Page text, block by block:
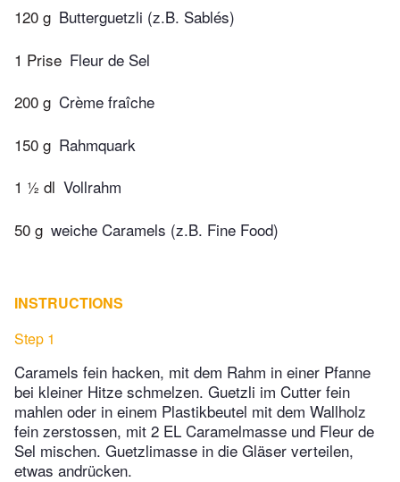
120 g Butterguetzli (z.B. Sablés)
1 Prise Fleur de Sel
200 g Crème fraîche
150 g Rahmquark
1 ½ dl Vollrahm
50 g weiche Caramels (z.B. Fine Food)
INSTRUCTIONS
Step 1
Caramels fein hacken, mit dem Rahm in einer Pfanne
bei kleiner Hitze schmelzen. Guetzli im Cutter fein
mahlen oder in einem Plastikbeutel mit dem Wallholz
fein zerstossen, mit 2 EL Caramelmasse und Fleur de
Sel mischen. Guetzlimasse in die Gläser verteilen,
etwas andrücken.